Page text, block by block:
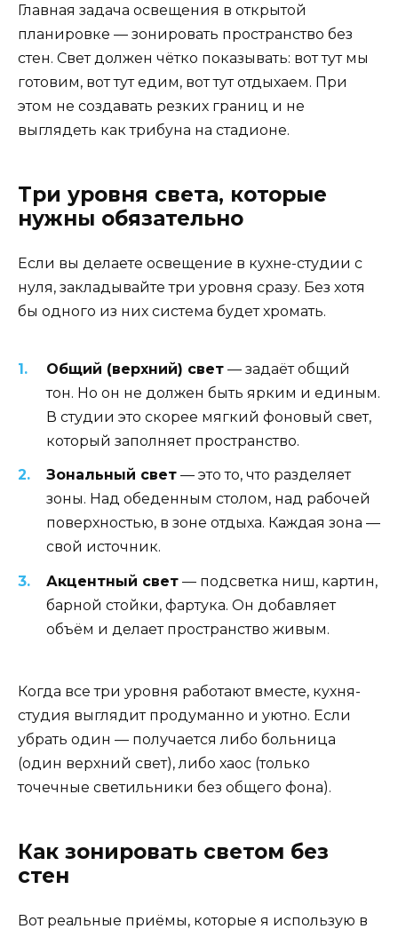
Главная задача освещения в открытой
планировке — зонировать пространство без
стен. Свет должен чётко показывать: вот тут мы
готовим, вот тут едим, вот тут отдыхаем. При
этом не создавать резких границ и не
выглядеть как трибуна на стадионе.
Три уровня света, которые
нужны обязательно
Если вы делаете освещение в кухне-студии с
нуля, закладывайте три уровня сразу. Без хотя
бы одного из них система будет хромать.
Общий (верхний) свет — задаёт общий
тон. Но он не должен быть ярким и единым.
В студии это скорее мягкий фоновый свет,
который заполняет пространство.
Зональный свет — это то, что разделяет
зоны. Над обеденным столом, над рабочей
поверхностью, в зоне отдыха. Каждая зона —
свой источник.
Акцентный свет — подсветка ниш, картин,
барной стойки, фартука. Он добавляет
объём и делает пространство живым.
Когда все три уровня работают вместе, кухня-
студия выглядит продуманно и уютно. Если
убрать один — получается либо больница
(один верхний свет), либо хаос (только
точечные светильники без общего фона).
Как зонировать светом без
стен
Вот реальные приёмы, которые я использую в